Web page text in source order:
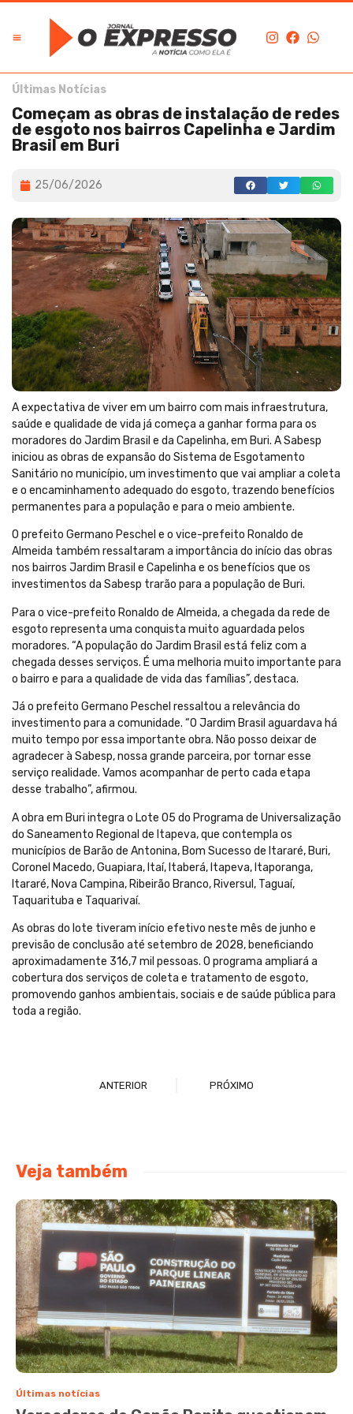
Últimas Notícias
Começam as obras de instalação de redes
de esgoto nos bairros Capelinha e Jardim
Brasil em Buri
25/06/2026
A expectativa de viver em um bairro com mais infraestrutura,
saúde e qualidade de vida já começa a ganhar forma para os
moradores do Jardim Brasil e da Capelinha, em Buri. A Sabesp
iniciou as obras de expansão do Sistema de Esgotamento
Sanitário no município, um investimento que vai ampliar a coleta
e o encaminhamento adequado do esgoto, trazendo benefícios
permanentes para a população e para o meio ambiente.
O prefeito Germano Peschel e o vice-prefeito Ronaldo de
Almeida também ressaltaram a importância do início das obras
nos bairros Jardim Brasil e Capelinha e os benefícios que os
investimentos da Sabesp trarão para a população de Buri.
Para o vice-prefeito Ronaldo de Almeida, a chegada da rede de
esgoto representa uma conquista muito aguardada pelos
moradores. “A população do Jardim Brasil está feliz com a
chegada desses serviços. É uma melhoria muito importante para
o bairro e para a qualidade de vida das famílias”, destaca.
Já o prefeito Germano Peschel ressaltou a relevância do
investimento para a comunidade. “O Jardim Brasil aguardava há
muito tempo por essa importante obra. Não posso deixar de
agradecer à Sabesp, nossa grande parceira, por tornar esse
serviço realidade. Vamos acompanhar de perto cada etapa
desse trabalho”, afirmou.
A obra em Buri integra o Lote 05 do Programa de Universalização
do Saneamento Regional de Itapeva, que contempla os
municípios de Barão de Antonina, Bom Sucesso de Itararé, Buri,
Coronel Macedo, Guapiara, Itaí, Itaberá, Itapeva, Itaporanga,
Itararé, Nova Campina, Ribeirão Branco, Riversul, Taguaí,
Taquarituba e Taquarivaí.
As obras do lote tiveram início efetivo neste mês de junho e
previsão de conclusão até setembro de 2028, beneficiando
aproximadamente 316,7 mil pessoas. O programa ampliará a
cobertura dos serviços de coleta e tratamento de esgoto,
promovendo ganhos ambientais, sociais e de saúde pública para
toda a região.
ANTERIOR PRÓXIMO
Veja também
Últimas notícias